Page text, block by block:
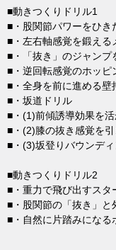
■動きつくりドリル1
■・股関節パワーをひき
■・左右軸感覚を鍛える
■・「抜き」のジャンプ
■・逆回転感覚のホッピ
■・全身を前に進める壁
■・坂道ドリル
■・(1)前傾誘導効果を
■・(2)膝の抜き感覚を
■・(3)坂登りバウンデ
■動きつくりドリル2
■・重力で飛び出すスタ
■・股関節の「抜き」と
■・自然に片踏みになる